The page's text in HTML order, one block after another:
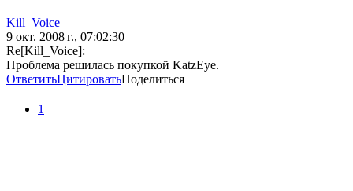
Kill_Voice
9 окт. 2008 г., 07:02:30
Re[Kill_Voice]:
Проблема решилась покупкой KatzEye.
ОтветитьЦитироватьПоделиться
1